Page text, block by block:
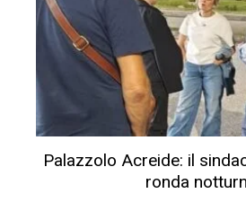
Palazzolo Acreide: il
ronda